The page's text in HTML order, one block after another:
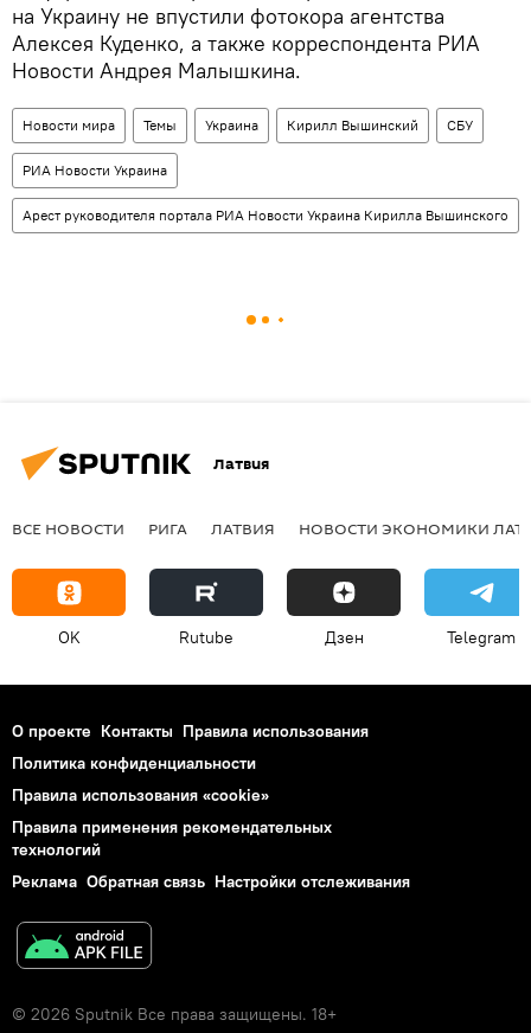
на Украину не впустили фотокора агентства
Алексея Куденко, а также корреспондента РИА
Новости Андрея Малышкина.
Новости мира Темы Украина Кирилл Вышинский СБУ
РИА Новости Украина
Арест руководителя портала РИА Новости Украина Кирилла Вышинского
Латвия
ВСЕ НОВОСТИ РИГА ЛАТВИЯ НОВОСТИ ЭКОНОМИКИ
OK Rutube Дзен Telegram
О проекте Контакты Правила использования
Политика конфиденциальности
Правила использования «cookie»
Правила применения рекомендательных
технологий
Реклама Обратная связь Настройки отслеживания
© 2026 Sputnik Все права защищены. 18+